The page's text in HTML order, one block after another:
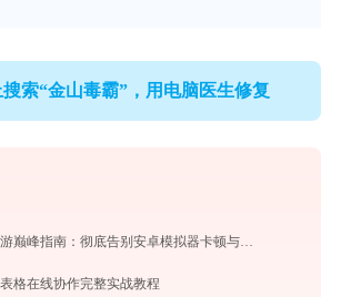
索“金山毒霸”，用电脑医生修复
2026电脑玩手游巅峰指南：彻底告别安卓模拟器卡顿与捆绑，体验官方原生多端互通
格在线协作完整实战教程